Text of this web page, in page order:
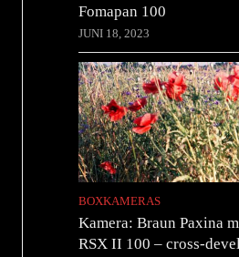
Fomapan 100
JUNI 18, 2023
BOXKAMERAS
Kamera: Braun Paxina
RSX II 100 – cross-